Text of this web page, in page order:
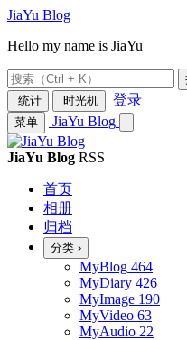
JiaYu Blog
Hello my name is JiaYu
统计
时光机 登录
菜单 JiaYu Blog
JiaYu Blog RSS
首页
相册
归档
分类 ›
MyBlog 464
MyDiary 426
MyImage 190
MyVideo 63
MyAudio 22